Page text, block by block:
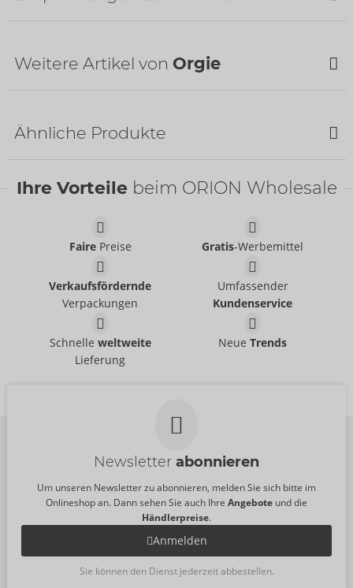
Intense Orgasm
27,95 €
Weitere Artikel von Orgie
06317520000
15 ml
06317360000
24,95 €
Ähnliche Produkte
Xtra Time Delay Gel
06116970000
Orgasm Drops
Ihre Vorteile beim ORION Wholesale
FairePreise Gratis-Werbemittel
Verkaufsfördernde
Verpackungen
Umfassender
Kundenservice
Schnelle weltweite
Lieferung
NeueTrends
Newsletter abonnieren
Um unseren Newsletter zu abonnieren, melden Sie sich bitte im
Onlineshop an. Dann sehen Sie auch Ihre Angebote und die
Händlerpreise.
Anmelden
Sie können den Dienst jederzeit abbestellen.